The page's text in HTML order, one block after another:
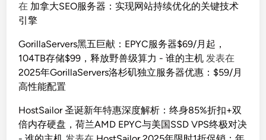
在 加拿大SEO服务器：实现网站持续优化的关键技术
引擎
GorillaServers黑五巨献：EPYC服务器$69/月起，
104TB存储$99，释放野兽级算力 - 谁的主机 发表在
2025年GorillaServers洛杉矶独立服务器优惠：$59/月
高性能配置
HostSailor 圣诞新年特惠深度解析：终身85%折扣+双
倍内存硬盘，荷兰AMD EPYC与美国SSD VPS终极对决